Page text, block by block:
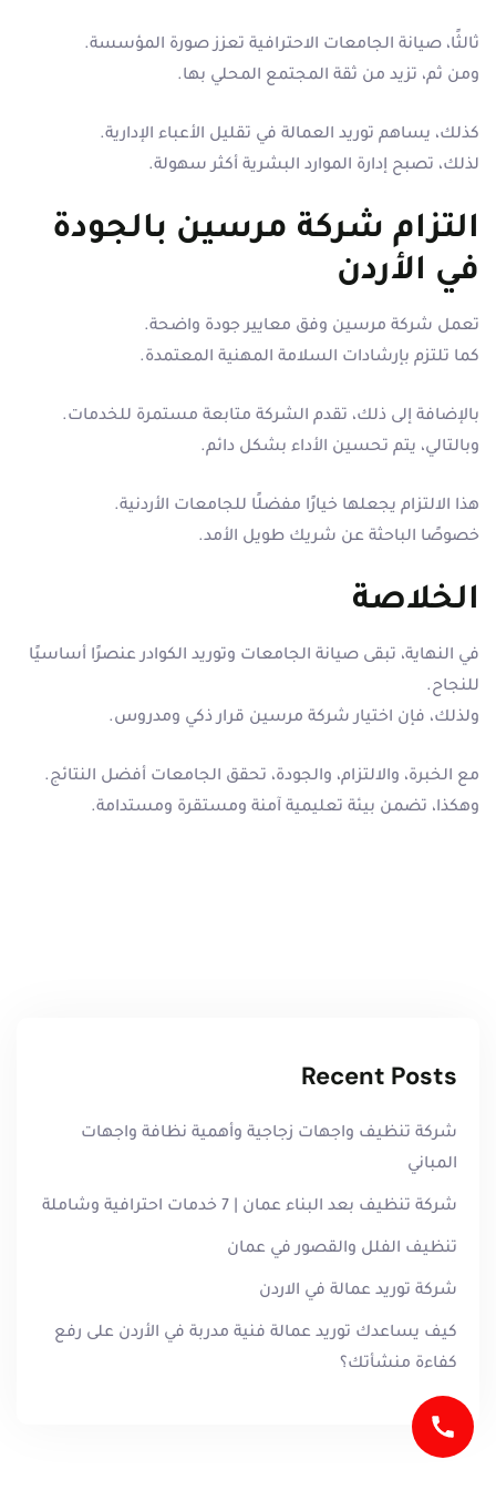
ثالثًا، صيانة الجامعات الاحترافية تعزز صورة المؤسسة.
ومن ثم، تزيد من ثقة المجتمع المحلي بها.
كذلك، يساهم توريد العمالة في تقليل الأعباء الإدارية.
لذلك، تصبح إدارة الموارد البشرية أكثر سهولة.
التزام شركة مرسين بالجودة
في الأردن
تعمل شركة مرسين وفق معايير جودة واضحة.
كما تلتزم بإرشادات السلامة المهنية المعتمدة.
بالإضافة إلى ذلك، تقدم الشركة متابعة مستمرة للخدمات.
وبالتالي، يتم تحسين الأداء بشكل دائم.
هذا الالتزام يجعلها خيارًا مفضلًا للجامعات الأردنية.
خصوصًا الباحثة عن شريك طويل الأمد.
الخلاصة
في النهاية، تبقى صيانة الجامعات وتوريد الكوادر عنصرًا أساسيًا
للنجاح.
ولذلك، فإن اختيار شركة مرسين قرار ذكي ومدروس.
مع الخبرة، والالتزام، والجودة، تحقق الجامعات أفضل النتائج.
وهكذا، تضمن بيئة تعليمية آمنة ومستقرة ومستدامة.
Recent Posts
شركة تنظيف واجهات زجاجية وأهمية نظافة واجهات
المباني
شركة تنظيف بعد البناء عمان | 7 خدمات احترافية وشاملة
تنظيف الفلل والقصور في عمان
شركة توريد عمالة في الاردن
كيف يساعدك توريد عمالة فنية مدربة في الأردن على رفع
كفاءة منشأتك؟